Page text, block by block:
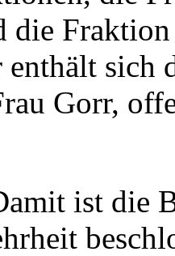
die
enthält sich
Gorr,
ist die